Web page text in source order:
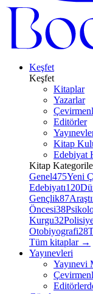
Keşfet
Keşfet
Kitaplar
Yazarlar
Editörler
Kitap
Edebiyat
Kitap
Genel475Yeni
Edebiyatı120
Gençlik87
Öncesi38
Kurgu32
Otobiyografi28
Tüm kitaplar →
Yayınevleri
Yayınevi